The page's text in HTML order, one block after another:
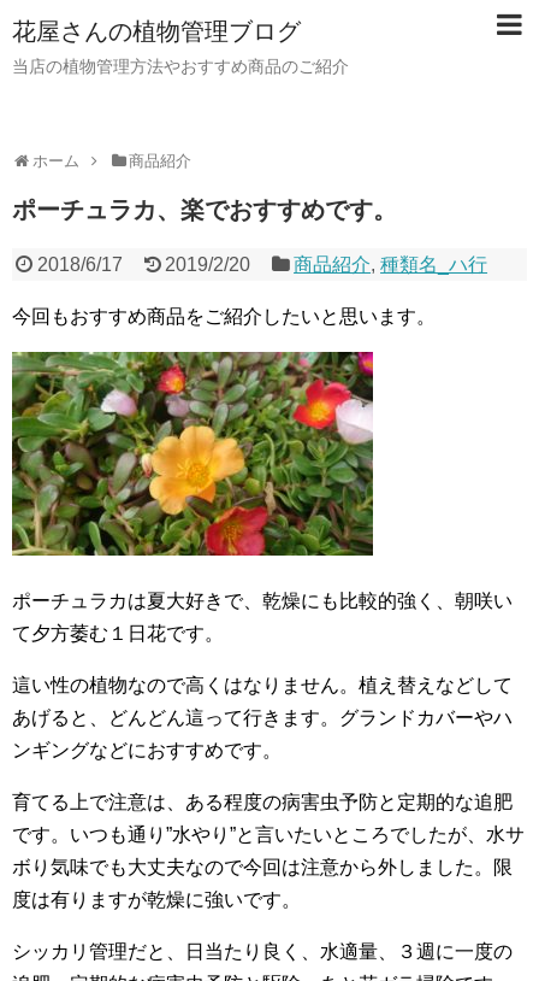
花屋さんの植物管理ブログ
当店の植物管理方法やおすすめ商品のご紹介
ホーム 商品紹介
ポーチュラカ、楽でおすすめです。
2018/6/17 2019/2/20 商品紹介,種類名_ハ行
今回もおすすめ商品をご紹介したいと思います。
ポーチュラカは夏大好きで、乾燥にも比較的強く、朝咲い
て夕方萎む１日花です。
這い性の植物なので高くはなりません。植え替えなどして
あげると、どんどん這って行きます。グランドカバーやハ
ンギングなどにおすすめです。
育てる上で注意は、ある程度の病害虫予防と定期的な追肥
です。いつも通り”水やり”と言いたいところでしたが、水サ
ボり気味でも大丈夫なので今回は注意から外しました。限
度は有りますが乾燥に強いです。
シッカリ管理だと、日当たり良く、水適量、３週に一度の